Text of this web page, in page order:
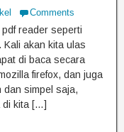
Comments
reader seperti
akan kita ulas
di baca secara
firefox, dan juga
dan simpel saja,
di kita […]